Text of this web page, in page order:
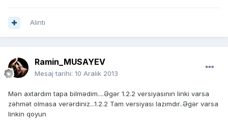
Alıntı
Ramin_MUSAYEV
Mesaj tarihi: 10 Aralık 2013
Mən axtardım tapa bilmədim....Əgər 1.2.2 versiyasının linki varsa
zəhmət olmasa verərdiniz...1.2.2 Tam versiyası lazımdır..Əgər varsa
linkin qoyun